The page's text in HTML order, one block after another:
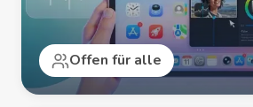
Offen für alle